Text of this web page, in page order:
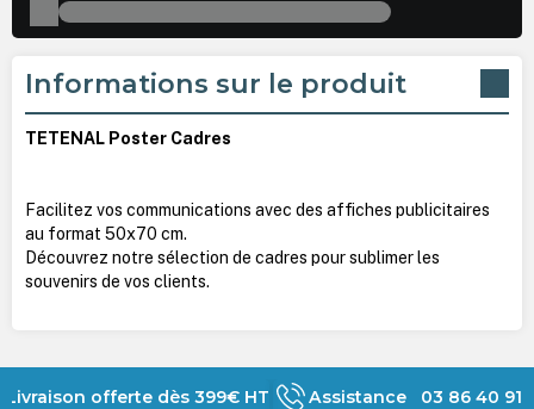
Informations sur le produit
TETENAL Poster Cadres
Facilitez vos communications avec des affiches publicitaires
au format 50x70 cm.
Découvrez notre sélection de cadres pour sublimer les
souvenirs de vos clients.
Livraison offerte dès 399€ HT Assistance 03 86 40 91